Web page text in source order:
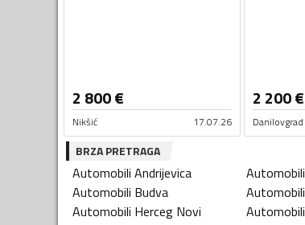
2 800€
Nikšić 17.07.26
2 200€
Danilovgrad
BRZA PRETRAGA
Automobili Andrijevica Automobili
Automobili Budva Automobili
Automobili Herceg Novi Automobili